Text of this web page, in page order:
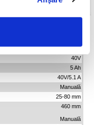
1+1 pentru depozitare
40V
5 Ah
40V/5.1 A
Manuală
25-80 mm
460 mm
Manuală